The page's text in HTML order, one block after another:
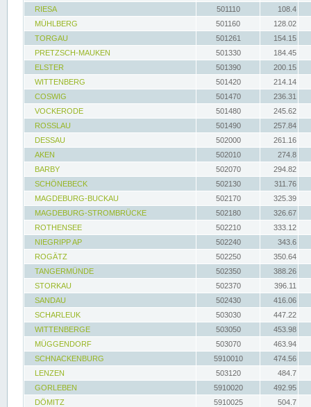
RIESA
501110
108.4
MÜHLBERG
501160
128.02
TORGAU
501261
154.15
PRETZSCH-MAUKEN
501330
184.45
ELSTER
501390
200.15
WITTENBERG
501420
214.14
COSWIG
501470
236.31
VOCKERODE
501480
245.62
ROSSLAU
501490
257.84
DESSAU
502000
261.16
AKEN
502010
274.8
BARBY
502070
294.82
SCHÖNEBECK
502130
311.76
MAGDEBURG-BUCKAU
502170
325.39
MAGDEBURG-STROMBRÜCKE
502180
326.67
ROTHENSEE
502210
333.12
NIEGRIPP AP
502240
343.6
ROGÄTZ
502250
350.64
TANGERMÜNDE
502350
388.26
STORKAU
502370
396.11
SANDAU
502430
416.06
SCHARLEUK
503030
447.22
WITTENBERGE
503050
453.98
MÜGGENDORF
503070
463.94
SCHNACKENBURG
5910010
474.56
LENZEN
503120
484.7
GORLEBEN
5910020
492.95
DÖMITZ
5910025
504.7